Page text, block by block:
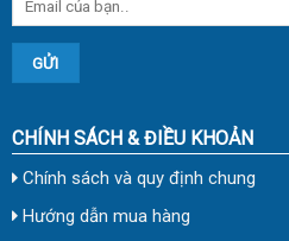
CHÍNH SÁCH & ĐIỀU KHOẢN
Chính sách và quy định chung
Hướng dẫn mua hàng